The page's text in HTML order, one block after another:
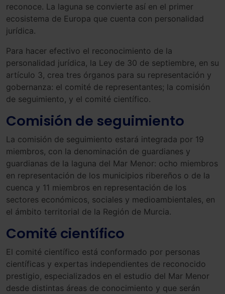
reconoce. La laguna se convierte así en el primer
ecosistema de Europa que cuenta con personalidad
jurídica.
Para hacer efectivo el reconocimiento de la
personalidad jurídica, la Ley de 30 de septiembre, en su
artículo 3, crea tres órganos para su representación y
gobernanza: el comité de representantes; la comisión
de seguimiento, y el comité científico.
Comisión de seguimiento
La comisión de seguimiento estará integrada por 19
miembros, con la denominación de guardianes y
guardianas de la laguna del Mar Menor: ocho miembros
en representación de los municipios ribereños o de la
cuenca y 11 miembros en representación de los
sectores económicos, sociales y medioambientales, en
el ámbito territorial de la Región de Murcia.
Comité científico
El comité científico está conformado por personas
científicas y expertas independientes de reconocido
prestigio, especializados en el estudio del Mar Menor
desde distintas áreas de conocimiento y que serán